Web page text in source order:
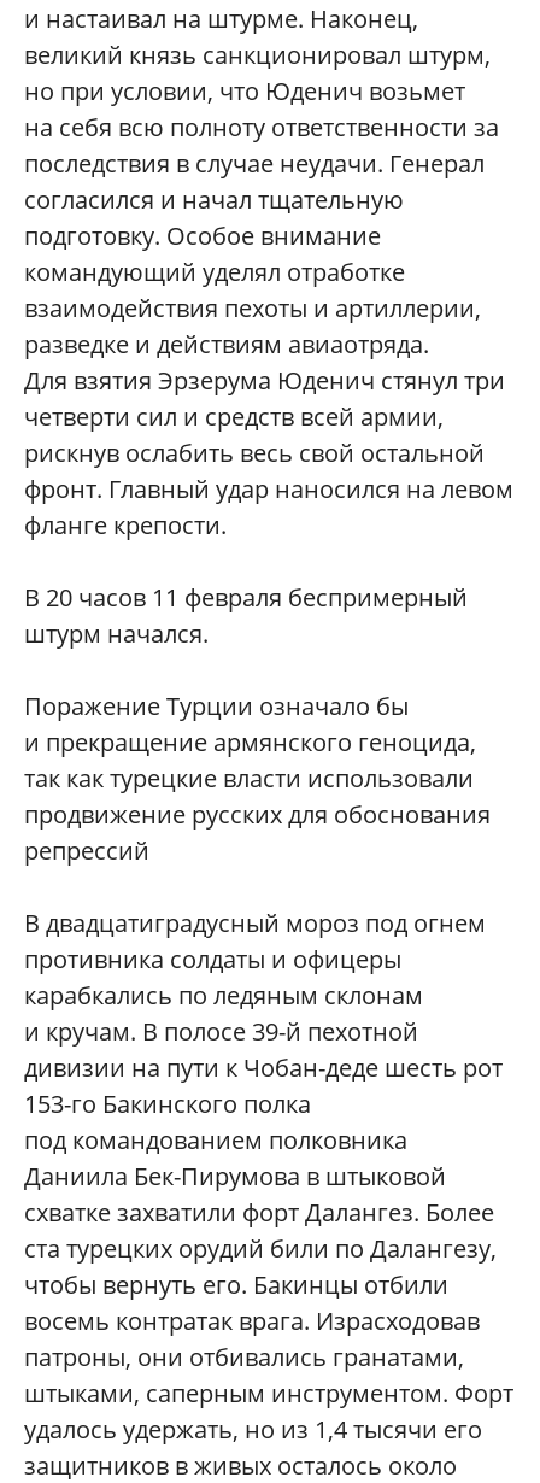
и настаивал на штурме. Наконец,
великий князь санкционировал штурм,
но при условии, что Юденич возьмет
на себя всю полноту ответственности за
последствия в случае неудачи. Генерал
согласился и начал тщательную
подготовку. Особое внимание
командующий уделял отработке
взаимодействия пехоты и артиллерии,
разведке и действиям авиаотряда.
Для взятия Эрзерума Юденич стянул три
четверти сил и средств всей армии,
рискнув ослабить весь свой остальной
фронт. Главный удар наносился на левом
фланге крепости.
В 20 часов 11 февраля беспримерный
штурм начался.
Поражение Турции означало бы
и прекращение армянского геноцида,
так как турецкие власти использовали
продвижение русских для обоснования
репрессий
В двадцатиградусный мороз под огнем
противника солдаты и офицеры
карабкались по ледяным склонам
и кручам. В полосе 39-й пехотной
дивизии на пути к Чобан-деде шесть рот
153-го Бакинского полка
под командованием полковника
Даниила Бек-Пирумова в штыковой
схватке захватили форт Далангез. Более
ста турецких орудий били по Далангезу,
чтобы вернуть его. Бакинцы отбили
восемь контратак врага. Израсходовав
патроны, они отбивались гранатами,
штыками, саперным инструментом. Форт
удалось удержать, но из 1,4 тысячи его
защитников в живых осталось около